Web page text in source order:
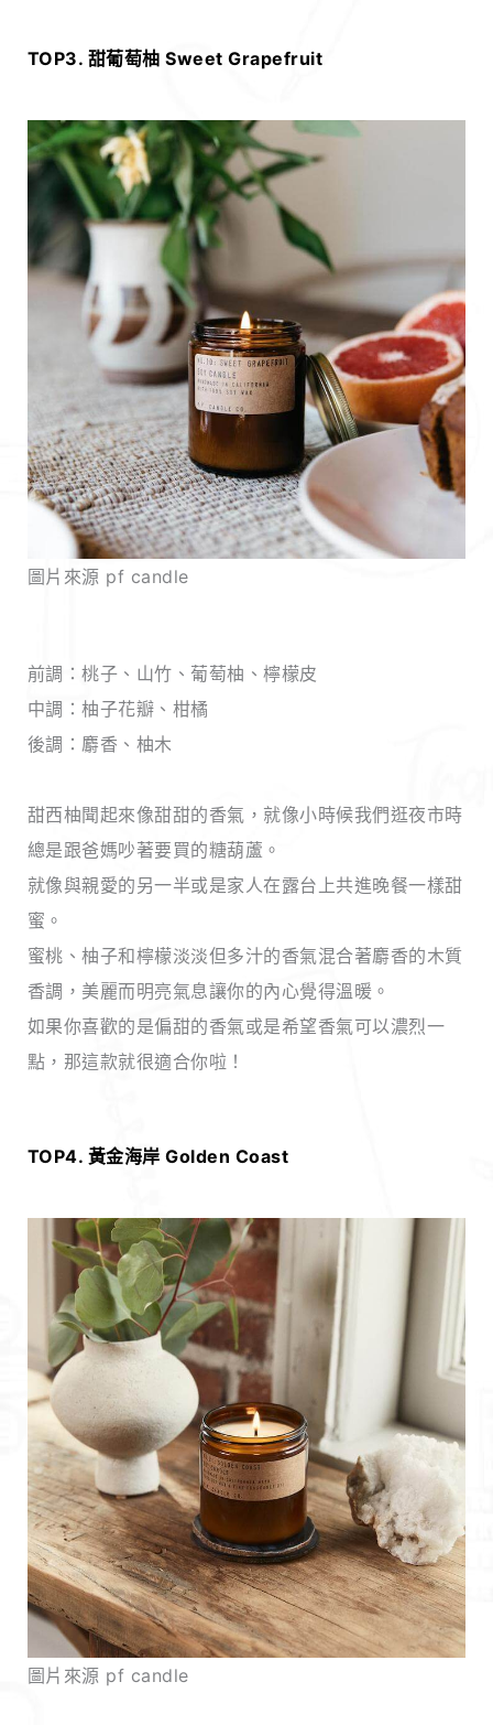
TOP3. 甜葡萄柚 Sweet Grapefruit
圖片來源 pf candle
前調：桃子、山竹、葡萄柚、檸檬皮
中調：柚子花瓣、柑橘
後調：麝香、柚木
甜西柚聞起來像甜甜的香氣，就像小時候我們逛夜市時
總是跟爸媽吵著要買的糖葫蘆。
就像與親愛的另一半或是家人在露台上共進晚餐一樣甜
蜜。
蜜桃、柚子和檸檬淡淡但多汁的香氣混合著麝香的木質
香調，美麗而明亮氣息讓你的內心覺得溫暖。
如果你喜歡的是偏甜的香氣或是希望香氣可以濃烈一
點，那這款就很適合你啦！
TOP4. 黃金海岸 Golden Coast
圖片來源 pf candle